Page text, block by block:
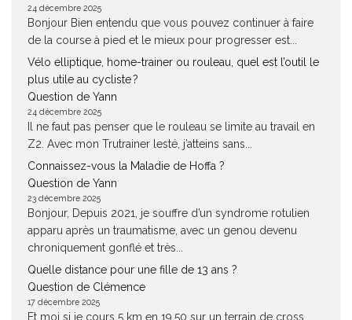
24 décembre 2025
Bonjour Bien entendu que vous pouvez continuer à faire
de la course à pied et le mieux pour progresser est...
Vélo elliptique, home-trainer ou rouleau, quel est l’outil le
plus utile au cycliste ?
Question de Yann
24 décembre 2025
Il ne faut pas penser que le rouleau se limite au travail en
Z2. Avec mon Trutrainer lesté, j’atteins sans...
Connaissez-vous la Maladie de Hoffa ?
Question de Yann
23 décembre 2025
Bonjour, Depuis 2021, je souffre d’un syndrome rotulien
apparu après un traumatisme, avec un genou devenu
chroniquement gonflé et très...
Quelle distance pour une fille de 13 ans ?
Question de Clémence
17 décembre 2025
Et moi si je cours 5 km en 19.50 sur un terrain de cross